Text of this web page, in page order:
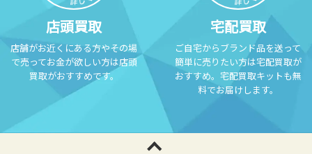
店頭買取
店舗がお近くにある方やその場
で売ってお金が欲しい方は店頭
買取がおすすめです。
宅配買取
ご自宅からブランド品を送って
簡単に売りたい方は宅配買取が
おすすめ。宅配買取キットも無
料でお届けします。